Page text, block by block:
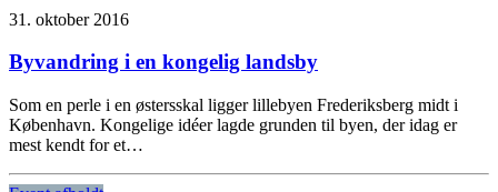
31. oktober 2016
Byvandring i en kongelig landsby
Som en perle i en østersskal ligger lillebyen Frederiksberg midt i
København. Kongelige idéer lagde grunden til byen, der idag er
mest kendt for et…